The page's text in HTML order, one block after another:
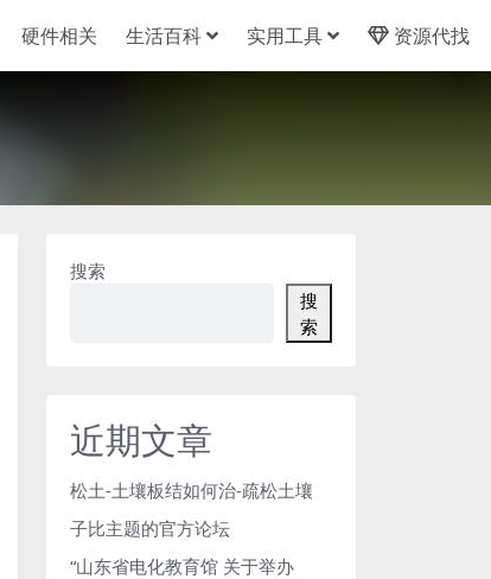
硬件相关 生活百科 实用工具 资源代找
搜索
搜
索
近期文章
松土-土壤板结如何治-疏松土壤
子比主题的官方论坛
“山东省电化教育馆 关于举办